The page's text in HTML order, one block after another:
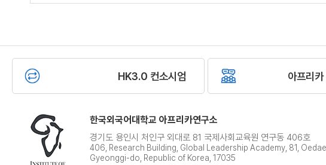
HK3.0 컨소시엄 아프리카
한국외국어대학교 아프리카연구소
경기도 용인시 처인구 외대로 81 국제사회교육원 연구동 406호
406, Research Building, Global Leadership Academy, 81,
Gyeonggi-do, Republic of Korea, 17035